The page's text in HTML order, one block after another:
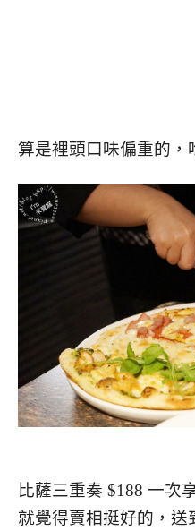
算是裡頭口味偏重的，
比薩三重奏 $188 一次
就覺得賣相挺好的，送